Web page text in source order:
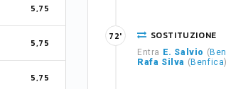
5,75
5,75
5,75
SOSTITUZIONE
Entra E. Salvio (
Rafa Silva ( Benfica)
72'